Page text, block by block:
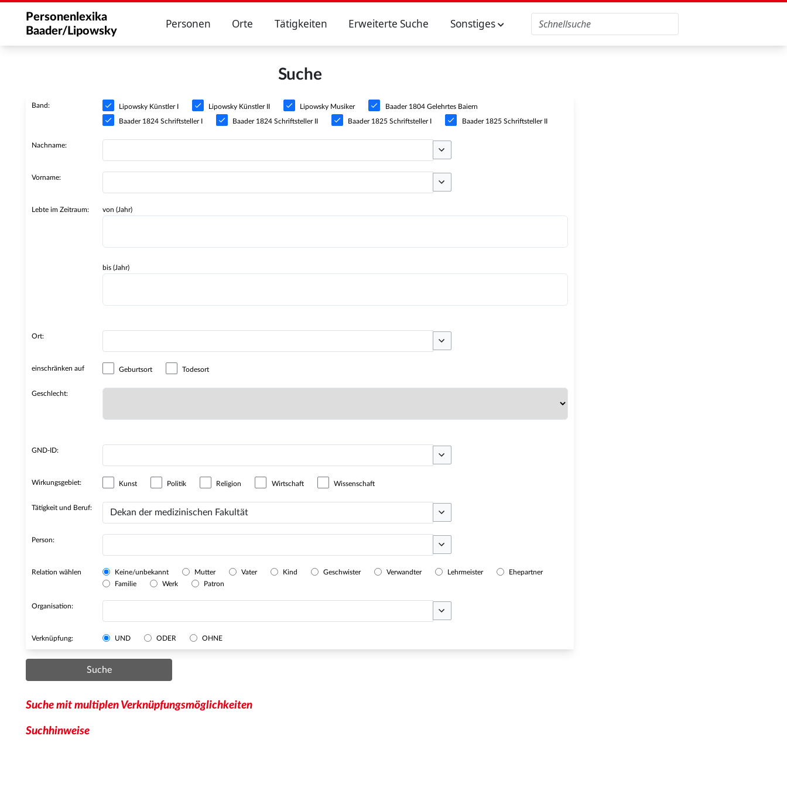
Personenlexika
Baader/Lipowsky
Personen Orte Tätigkeiten Erweiterte Suche Sonstiges
Suche
Band: Lipowsky Künstler I Lipowsky Künstler II Lipowsky Musiker Baader 1804 Gelehrtes Baiern
Baader 1824 Schriftsteller I Baader 1824 Schriftsteller II Baader 1825 Schriftsteller I Baader 1825 Schriftsteller II
Nachname:
Optionen umschalten
Vorname:
Optionen umschalten
Lebte im Zeitraum: von (Jahr)
bis (Jahr)
Ort:
Optionen umschalten
einschränken auf Geburtsort Todesort
Geschlecht:
GND-ID:
Optionen umschalten
Wirkungsgebiet: Kunst Politik Religion Wirtschaft Wissenschaft
Tätigkeit und Beruf:
Optionen umschalten
Person:
Optionen umschalten
Relation wählen Keine/unbekannt Mutter Vater Kind Geschwister Verwandter Lehrmeister
Ehepartner
Familie
Werk Patron
Organisation:
Optionen umschalten
Verknüpfung: UND ODER OHNE
Suche
Suche mit multiplen Verknüpfungsmöglichkeiten
Suchhinweise